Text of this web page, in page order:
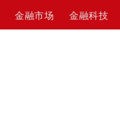
金融市场 金融科技